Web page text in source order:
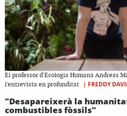
El professor d'Ecologia Humana Andreas
l'entrevista en profunditat
| FREDDY
"Desapareixerà la
combustibles fòssils"